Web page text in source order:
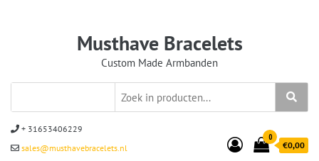
Musthave Bracelets
Custom Made Armbanden
+ 31653406229
sales@musthavebracelets.nl
0
€0,00